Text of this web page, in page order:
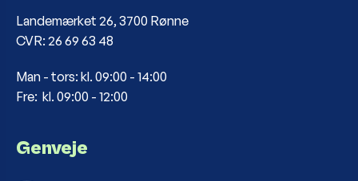
Landemærket 26, 3700 Rønne
CVR: 26 69 63 48
Man - tors: kl. 09:00 - 14:00
Fre: kl. 09:00 - 12:00
Genveje